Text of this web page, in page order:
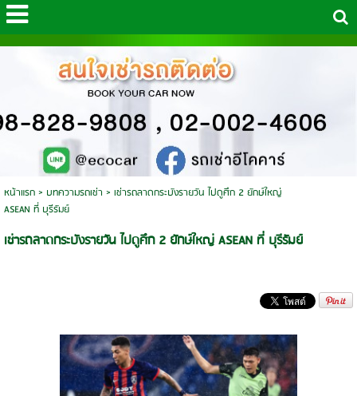
หน้าแรก> บทความรถเช่า > เช่ารถลาดกระบังรายวัน ไปดูศึก 2 ยักษ์ใหญ่
ASEAN ที่ บุรีรัมย์
เช่ารถลาดกระบังรายวัน ไปดูศึก 2 ยักษ์ใหญ่ ASEAN ที่ บุรีรัมย์